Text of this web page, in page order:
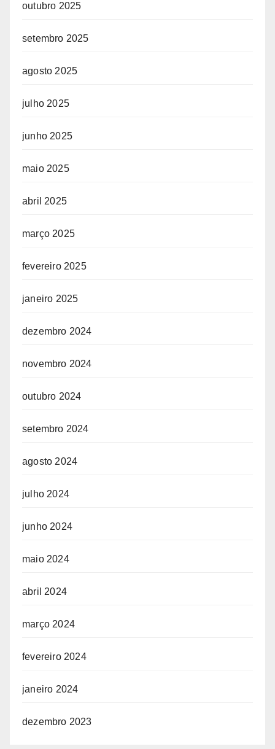
outubro 2025
setembro 2025
agosto 2025
julho 2025
junho 2025
maio 2025
abril 2025
março 2025
fevereiro 2025
janeiro 2025
dezembro 2024
novembro 2024
outubro 2024
setembro 2024
agosto 2024
julho 2024
junho 2024
maio 2024
abril 2024
março 2024
fevereiro 2024
janeiro 2024
dezembro 2023